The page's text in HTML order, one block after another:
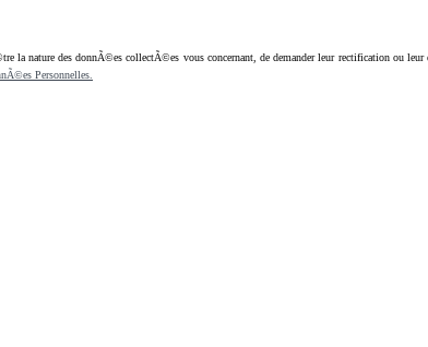
des donnÃ©es collectÃ©es vous concernant, de demander leur rectification ou leur
Personnelles.